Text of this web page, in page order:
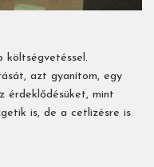
költségvetéssel.
azt gyanítom, egy
érdeklődésüket, mint
is, de a cetlizésre is